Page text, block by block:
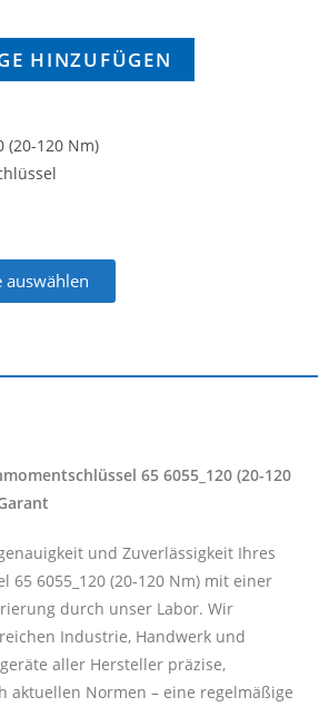
HINZUFÜGEN
(20-120 Nm)
auswählen
65 6055_120 (20-120
und Zuverlässigkeit Ihres
65 6055_120 (20-120 Nm) mit einer
durch unser Labor. Wir
Industrie, Handwerk und
aller Hersteller präzise,
aktuellen Normen – eine regelmäßige